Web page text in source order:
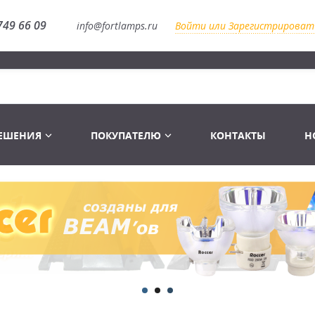
66 09 info@fortlamps.ru Войти или
Лампы Винтаж Ретро Декор
Лампы галогенные 6-120 V
Лампы студийные 110-240 V
Лампы-фары PAR
Распродажа
Перчатки
Сумки и подсумки
Ремни и страховка
Распродажа
Световое оборудование
Аксессуары для света
Распродажа
ПОКУПАТЕЛЮ КОНТАКТЫ